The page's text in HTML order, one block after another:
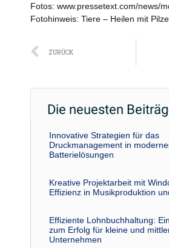
Fotos: www.pressetext.com/news/
Fotohinweis: Tiere – Heilen mit
Zurück
ZURÜCK
Die neuesten
Innovative Strategien für das
Druckmanagement in
Batterielösungen
Kreative Projektarbeit mit
Effizienz in Musikproduktion
Effiziente Lohnbuchhaltung:
zum Erfolg für kleine und
Unternehmen